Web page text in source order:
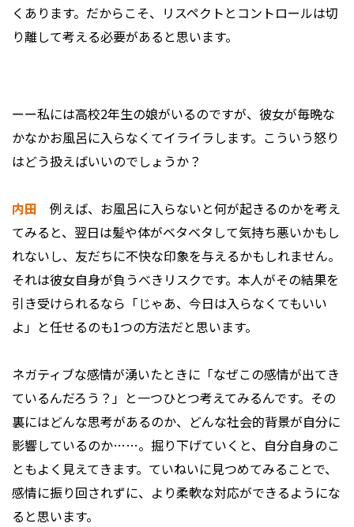
くあります。だからこそ、リスペクトとコントロールは切
り離して考える必要があると思います。
ーー私には高校2年生の娘がいるのですが、彼女が毎晩な
かなかお風呂に入らなくてイライラします。こういう怒り
はどう扱えばいいのでしょうか？
内田 例えば、お風呂に入らないと何が起きるのかを考え
てみると、翌日は髪や体がベタベタして気持ち悪いかもし
れないし、友だちに不快な印象を与えるかもしれません。
それは彼女自身が負うべきリスクです。本人がその結果を
引き受けられるなら「じゃあ、今日は入らなくてもいい
よ」と任せるのも1つの方法だと思います。
ネガティブな感情が湧いたときに「なぜこの感情が出てき
ているんだろう？」と一つひとつ考えてみるんです。その
裏にはどんな思考があるのか、どんな社会的背景が自分に
影響しているのか……。掘り下げていくと、自分自身のこ
ともよく見えてきます。ていねいに見つめてみることで、
感情に振り回されずに、より柔軟な対応ができるようにな
ると思います。